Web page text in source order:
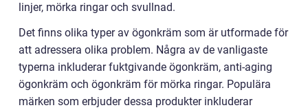
linjer, mörka ringar och svullnad.
Det finns olika typer av ögonkräm som är utformade för
att adressera olika problem. Några av de vanligaste
typerna inkluderar fuktgivande ögonkräm, anti-aging
ögonkräm och ögonkräm för mörka ringar. Populära
märken som erbjuder dessa produkter inkluderar